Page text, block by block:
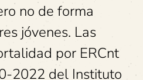
no de forma
jóvenes. Las
por ERCnt
2022 del Instituto